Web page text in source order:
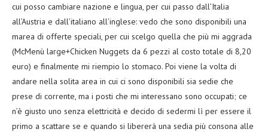
cui posso cambiare nazione e lingua, per cui passo dall’Italia
all’Austria e dall’italiano all’inglese: vedo che sono disponibili una
marea di offerte speciali, per cui scelgo quella che più mi aggrada
(McMenù large+Chicken Nuggets da 6 pezzi al costo totale di 8,20
euro) e finalmente mi riempio lo stomaco. Poi viene la volta di
andare nella solita area in cui ci sono disponibili sia sedie che
prese di corrente, ma i posti che mi interessano sono occupati; ce
n’è giusto uno senza elettricità e decido di sedermi lì per essere il
primo a scattare se e quando si libererà una sedia più consona alle